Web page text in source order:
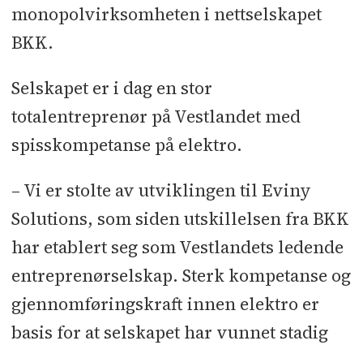
monopolvirksomheten i nettselskapet
BKK.
Selskapet er i dag en stor
totalentreprenør på Vestlandet med
spisskompetanse på elektro.
– Vi er stolte av utviklingen til Eviny
Solutions, som siden utskillelsen fra BKK
har etablert seg som Vestlandets ledende
entreprenørselskap. Sterk kompetanse og
gjennomføringskraft innen elektro er
basis for at selskapet har vunnet stadig